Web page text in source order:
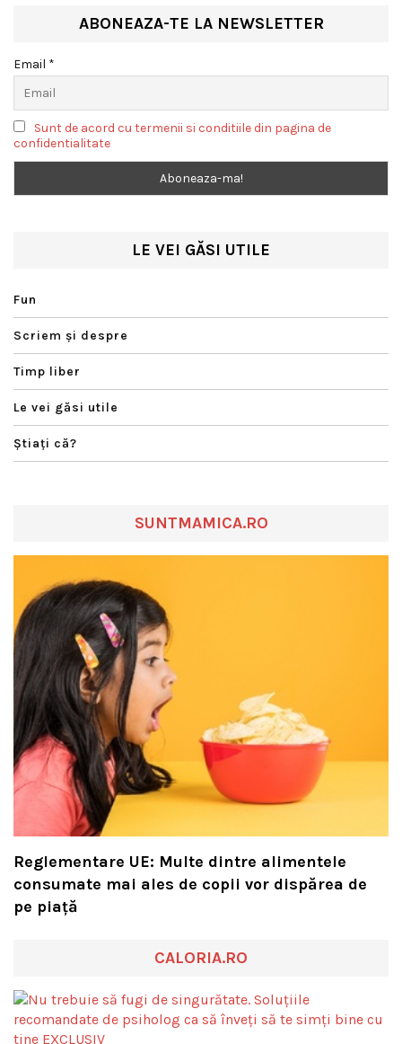
ABONEAZA-TE LA NEWSLETTER
Email *
Sunt de acord cu termenii si conditiile din pagina de
confidentialitate
LE VEI GĂSI UTILE
Fun
Scriem şi despre
Timp liber
Le vei găsi utile
Ştiaţi că?
SUNTMAMICA.RO
Reglementare UE: Multe dintre alimentele
consumate mai ales de copii vor dispărea de
pe piață
CALORIA.RO